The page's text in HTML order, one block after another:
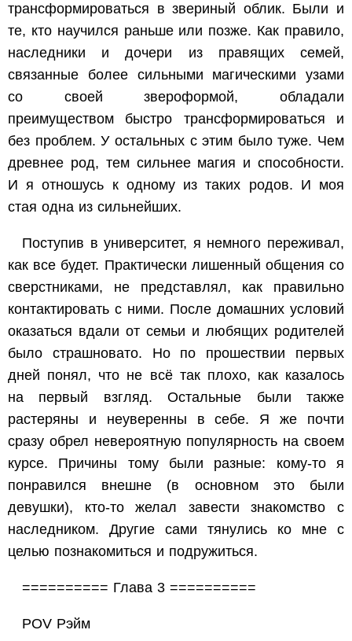
трансформироваться в звериный облик. Были и
те, кто научился раньше или позже. Как правило,
наследники и дочери из правящих семей,
связанные более сильными магическими узами
со своей звероформой, обладали
преимуществом быстро трансформироваться и
без проблем. У остальных с этим было туже. Чем
древнее род, тем сильнее магия и способности.
И я отношусь к одному из таких родов. И моя
стая одна из сильнейших.
Поступив в университет, я немного переживал,
как все будет. Практически лишенный общения со
сверстниками, не представлял, как правильно
контактировать с ними. После домашних условий
оказаться вдали от семьи и любящих родителей
было страшновато. Но по прошествии первых
дней понял, что не всё так плохо, как казалось
на первый взгляд. Остальные были также
растеряны и неуверенны в себе. Я же почти
сразу обрел невероятную популярность на своем
курсе. Причины тому были разные: кому-то я
понравился внешне (в основном это были
девушки), кто-то желал завести знакомство с
наследником. Другие сами тянулись ко мне с
целью познакомиться и подружиться.
========== Глава 3 ==========
POV Рэйм